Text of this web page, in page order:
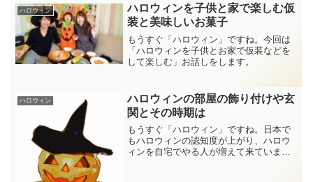
ハロウィン
ハロウィンを子供と家で楽しむ仮
装と美味しいお菓子
もうすぐ「ハロウィン」ですね。今回は
「ハロウィンを子供とお家で仮装などを
して楽しむ」お話しをします。
ハロウィン
ハロウィンの部屋の飾り付けや玄
関とその時期は
もうすぐ「ハロウィン」ですね。日本で
もハロウィンの認知度が上がり、ハロウ
ィンを自宅でやる人が増えて来ています